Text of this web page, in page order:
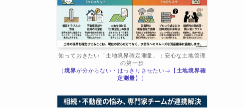
知っておきたい「土地境界確定測量」：安心な土地管理
の第一歩
（境界が分からない・はっきりさせたい→【土地境界確
定測量】）